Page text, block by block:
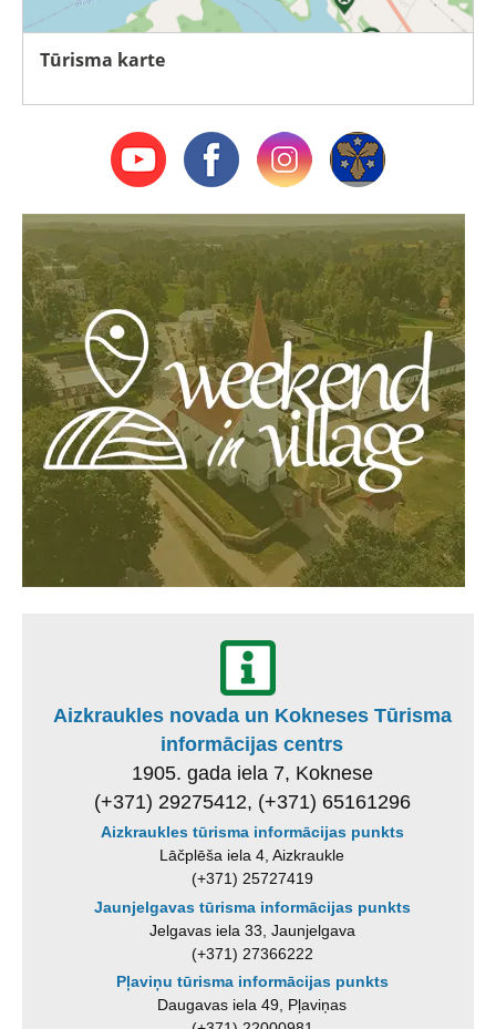
Tūrisma karte
Aizkraukles novada un Kokneses Tūrisma
informācijas centrs
1905. gada iela 7, Koknese
(+371) 29275412, (+371) 65161296
Aizkraukles tūrisma informācijas punkts
Lāčplēša iela 4, Aizkraukle
(+371) 25727419
Jaunjelgavas tūrisma informācijas punkts
Jelgavas iela 33, Jaunjelgava
(+371) 27366222
Pļaviņu tūrisma informācijas punkts
Daugavas iela 49, Pļaviņas